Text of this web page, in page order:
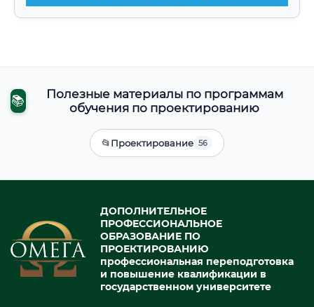
📚
Полезные материалы по программам
обучения по проектированию
📂Проектирование 56
ДОПОЛНИТЕЛЬНОЕ
ПРОФЕССИОНАЛЬНОЕ
ОБРАЗОВАНИЕ ПО
ПРОЕКТИРОВАНИЮ
профессиональная переподготовка
и повышение квалификации в
государственном университете